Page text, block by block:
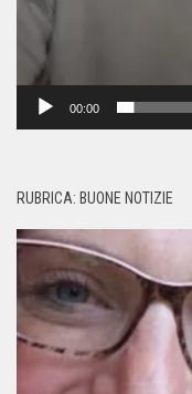
00:00
RUBRICA: BUONE NOTIZIE